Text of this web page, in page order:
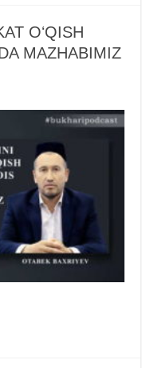
OʻQISH
MAZHABIMIZ